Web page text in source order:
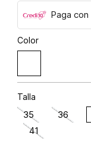
Paga con
Color
Talla
35 36
41